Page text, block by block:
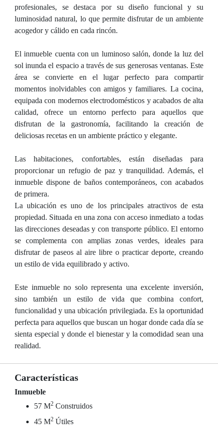
profesionales, se destaca por su diseño funcional y su
luminosidad natural, lo que permite disfrutar de un ambiente
acogedor y cálido en cada rincón.
El inmueble cuenta con un luminoso salón, donde la luz del
sol inunda el espacio a través de sus generosas ventanas. Este
área se convierte en el lugar perfecto para compartir
momentos inolvidables con amigos y familiares. La cocina,
equipada con modernos electrodomésticos y acabados de alta
calidad, ofrece un entorno perfecto para aquellos que
disfrutan de la gastronomía, facilitando la creación de
deliciosas recetas en un ambiente práctico y elegante.
Las habitaciones, confortables, están diseñadas para
proporcionar un refugio de paz y tranquilidad. Además, el
inmueble dispone de baños contemporáneos, con acabados
de primera.
La ubicación es uno de los principales atractivos de esta
propiedad. Situada en una zona con acceso inmediato a todas
las direcciones deseadas y con transporte público. El entorno
se complementa con amplias zonas verdes, ideales para
disfrutar de paseos al aire libre o practicar deporte, creando
un estilo de vida equilibrado y activo.
Este inmueble no solo representa una excelente inversión,
sino también un estilo de vida que combina confort,
funcionalidad y una ubicación privilegiada. Es la oportunidad
perfecta para aquellos que buscan un hogar donde cada día se
sienta especial y donde el bienestar y la comodidad sean una
realidad.
Características
Inmueble
57 M2 Construidos
45 M2 Útiles